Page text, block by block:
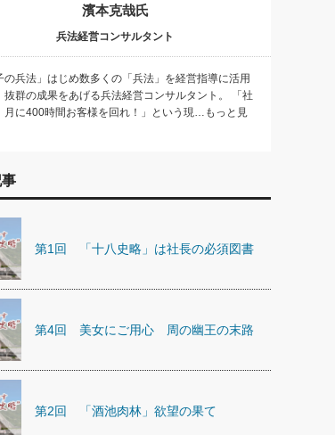
濱本克哉氏
兵法経営コンサルタント
の兵法」はじめ数多くの「兵法」を経営指導に活用
抜群の成果をあげる兵法経営コンサルタント。 「社
月に400時間お客様を回れ！」という現…もっと見
第1回 「十八史略」は社長の必須図書
第4回 美女にご用心 周の幽王の末路
第2回 「酒池肉林」欲望の果て